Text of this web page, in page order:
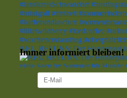
NEU BEI UNS: Der Hundepool
Immer informiert bleiben!